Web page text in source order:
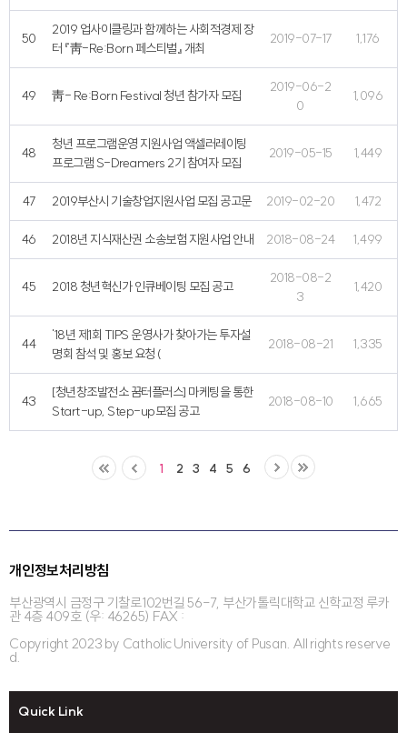
50
2019 업사이클링과 함께하는 사회적경제 장
터 『靑-Re:Born 페스티벌』 개최
2019-07-17 1,176
49 靑- Re:Born Festival 청년 참가자 모집
2019-06-2
0
1,096
48
청년 프로그램운영 지원사업 액셀러레이팅
프로그램 S-Dreamers 2기 참여자 모집
2019-05-15 1,449
47 2019부산시 기술창업지원사업 모집 공고문 2019-02-20 1,472
46 2018년 지식재산권 소송보험 지원사업 안내 2018-08-24 1,499
45 2018 청년혁신가 인큐베이팅 모집 공고
2018-08-2
3
1,420
44
'18년 제1회 TIPS 운영사가 찾아가는 투자설
명회 참석 및 홍보 요청 (
2018-08-21 1,335
43
[청년창조발전소 꿈터플러스] 마케팅을 통한
Start-up, Step-up모집 공고
2018-08-10 1,665
1 2 3 4 5 6
개인정보처리방침
부산광역시 금정구 기찰로102번길 56-7, 부산가톨릭대학교 신학교정 루카
관 4층 409호 (우: 46265) FAX :
Copyright 2023 by Catholic University of Pusan. All rights reserve
d.
Quick Link